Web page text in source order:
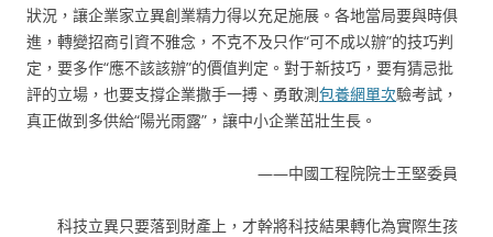
狀況，讓企業家立異創業精力得以充足施展。各地當局要與時俱
進，轉變招商引資不雅念，不克不及只作“可不成以辦”的技巧判
定，要多作“應不該該辦”的價值判定。對于新技巧，要有猜忌批
評的立場，也要支撐企業撒手一搏、勇敢測包養網單次驗考試，
真正做到多供給“陽光雨露”，讓中小企業茁壯生長。
——中國工程院院士王堅委員
科技立異只要落到財產上，才幹將科技結果轉化為實際生孩